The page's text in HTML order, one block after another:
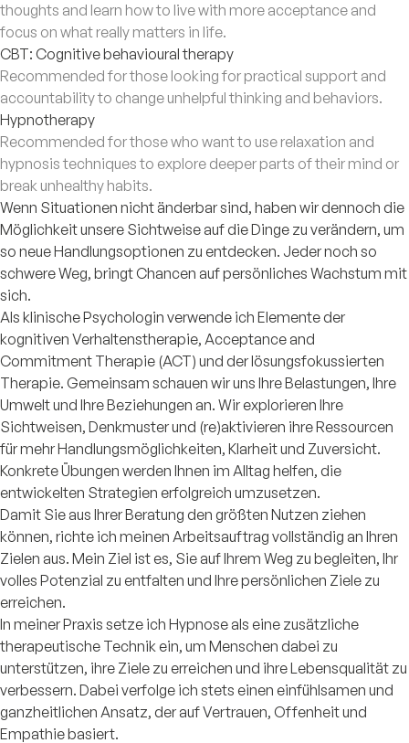
thoughts and learn how to live with more acceptance and
focus on what really matters in life.
CBT: Cognitive behavioural therapy
Recommended for those looking for practical support and
accountability to change unhelpful thinking and behaviors.
Hypnotherapy
Recommended for those who want to use relaxation and
hypnosis techniques to explore deeper parts of their mind or
break unhealthy habits.
Wenn Situationen nicht änderbar sind, haben wir dennoch die
Möglichkeit unsere Sichtweise auf die Dinge zu verändern, um
so neue Handlungsoptionen zu entdecken. Jeder noch so
schwere Weg, bringt Chancen auf persönliches Wachstum mit
sich.
Als klinische Psychologin verwende ich Elemente der
kognitiven Verhaltenstherapie, Acceptance and
Commitment Therapie (ACT) und der lösungsfokussierten
Therapie. Gemeinsam schauen wir uns Ihre Belastungen, Ihre
Umwelt und Ihre Beziehungen an. Wir explorieren Ihre
Sichtweisen, Denkmuster und (re)aktivieren ihre Ressourcen
für mehr Handlungsmöglichkeiten, Klarheit und Zuversicht.
Konkrete Übungen werden Ihnen im Alltag helfen, die
entwickelten Strategien erfolgreich umzusetzen.
Damit Sie aus Ihrer Beratung den größten Nutzen ziehen
können, richte ich meinen Arbeitsauftrag vollständig an Ihren
Zielen aus. Mein Ziel ist es, Sie auf Ihrem Weg zu begleiten, Ihr
volles Potenzial zu entfalten und Ihre persönlichen Ziele zu
erreichen.
In meiner Praxis setze ich Hypnose als eine zusätzliche
therapeutische Technik ein, um Menschen dabei zu
unterstützen, ihre Ziele zu erreichen und ihre Lebensqualität zu
verbessern. Dabei verfolge ich stets einen einfühlsamen und
ganzheitlichen Ansatz, der auf Vertrauen, Offenheit und
Empathie basiert.